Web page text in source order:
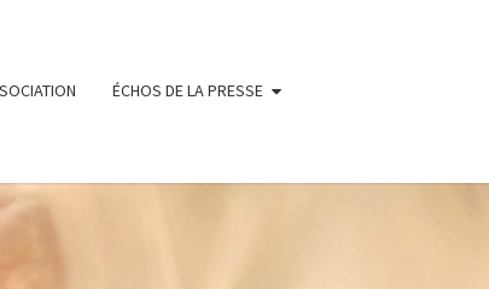
ÉCHOS DE LA PRESSE